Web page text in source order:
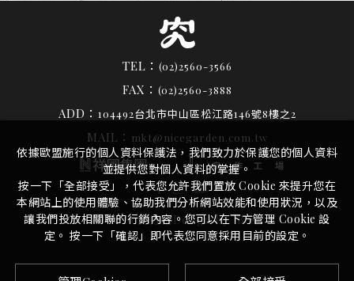
TEL： (02)2560-3566
FAX： (02)2560-3888
ADD： 104492台北市中山區松江路146號8樓之2
MAIL： mkt@nicegarden.com.tw
© 2026 究好豬Design by iBest
依據歐盟施行的個人資料保護法，我們致力於保護您的個人資料
並提供您對個人資料的掌握。
按一下「全部接受」，代表您允許我們置放 Cookie 來提升您在
本網站上的使用體驗、協助我們分析網站效能和使用狀況，以及
讓我們投放相關聯的行銷內容。您可以在下方管理 Cookie 設
定。 按一下「確認」即代表您同意採用目前的設定。